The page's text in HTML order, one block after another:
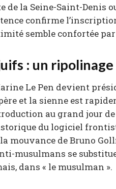
de la Seine-Saint-Denis
confirme
semble confortée
: un
Le Pen devient
et la sienne est
au grand jour
du logiciel
mouvance de Bruno
musulmans se
dans « le musulman ».